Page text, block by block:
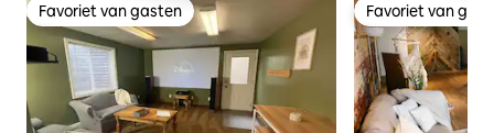
Favoriet van gasten
Favoriet van gasten Favoriet van
Favoriet van